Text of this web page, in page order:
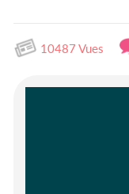
10487 Vues